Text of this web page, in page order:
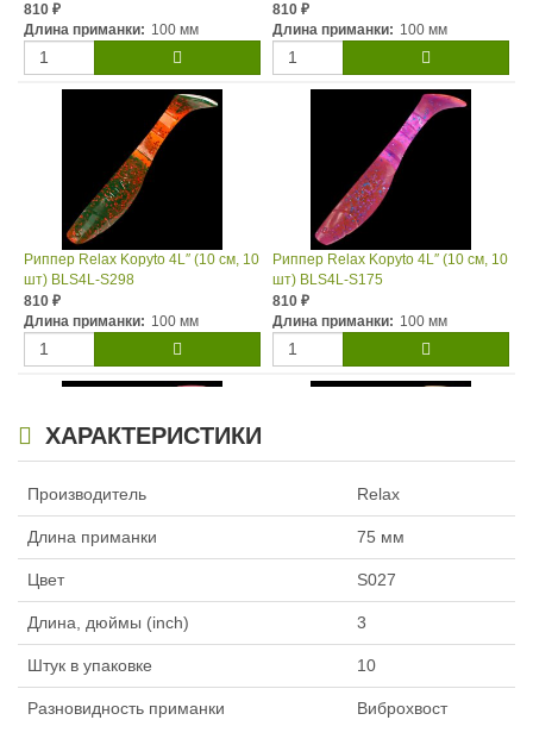
810 ₽
Длина приманки: 100 мм
810 ₽
Длина приманки: 100 мм
Риппер Relax Kopyto 4L″ (10 см, 10
шт) BLS4L-S298
810 ₽
Длина приманки: 100 мм
Риппер Relax Kopyto 4L″ (10 см, 10
шт) BLS4L-S175
810 ₽
Длина приманки: 100 мм
Риппер Relax Kopyto 4L″ (10 см, 10
шт) BLS4L-S067R
810
Длина приманки: 100 мм
шт) BLS4L-S091
Длина приманки:
ХАРАКТЕРИСТИКИ
Производитель Relax
Длина приманки 75 мм
Цвет S027
Длина, дюймы (inch) 3
Штук в упаковке 10
Разновидность приманки Виброхвост